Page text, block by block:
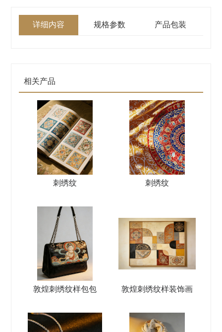
详细内容 规格参数 产品包装
相关产品
刺绣纹 刺绣纹
敦煌刺绣纹样包包 敦煌刺绣纹样装饰画